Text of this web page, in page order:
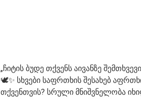
„ჩიტის ბუდე თქვენს აივანზე
🕊️✨ სხვები საფრთხის შესახებ
თქვენთვის? სრული მნიშვნელობა